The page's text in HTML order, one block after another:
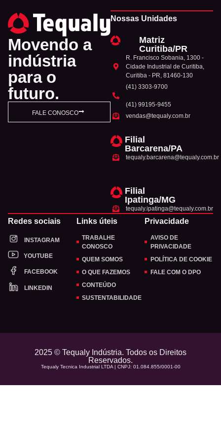
Movendo a
indústria
para o
futuro.
FALE CONOSCO
Nossas Unidades
Matriz
Curitiba/PR
R. Francisco Sobania, 1300 -
Cidade Industrial de Curitiba,
Curitiba - PR, 81460-130
(41) 3303-9700
(41) 99195-9455
vendas@tequaly.com.br
Filial
Barcarena/PA
tequaly.barcarena@tequaly.com.br
Filial
Ipatinga/MG
tequaly.ipatinga@tequaly.com.br
Redes sociais
INSTAGRAM
YOUTUBE
FACEBOOK
LINKEDIN
Links úteis
TRABALHE
CONOSCO
QUEM SOMOS
O QUE FAZEMOS
CONTEÚDO
SUSTENTABILIDADE
Privacidade
AVISO DE
PRIVACIDADE
POLÍTICA DE COOKIE
FALE COM O DPO
2025 © Tequaly Indústria. Todos os Direitos
Reservados.
Tequaly Tecnica Industrial LTDA | CNPJ: 01.084.855/0001-00